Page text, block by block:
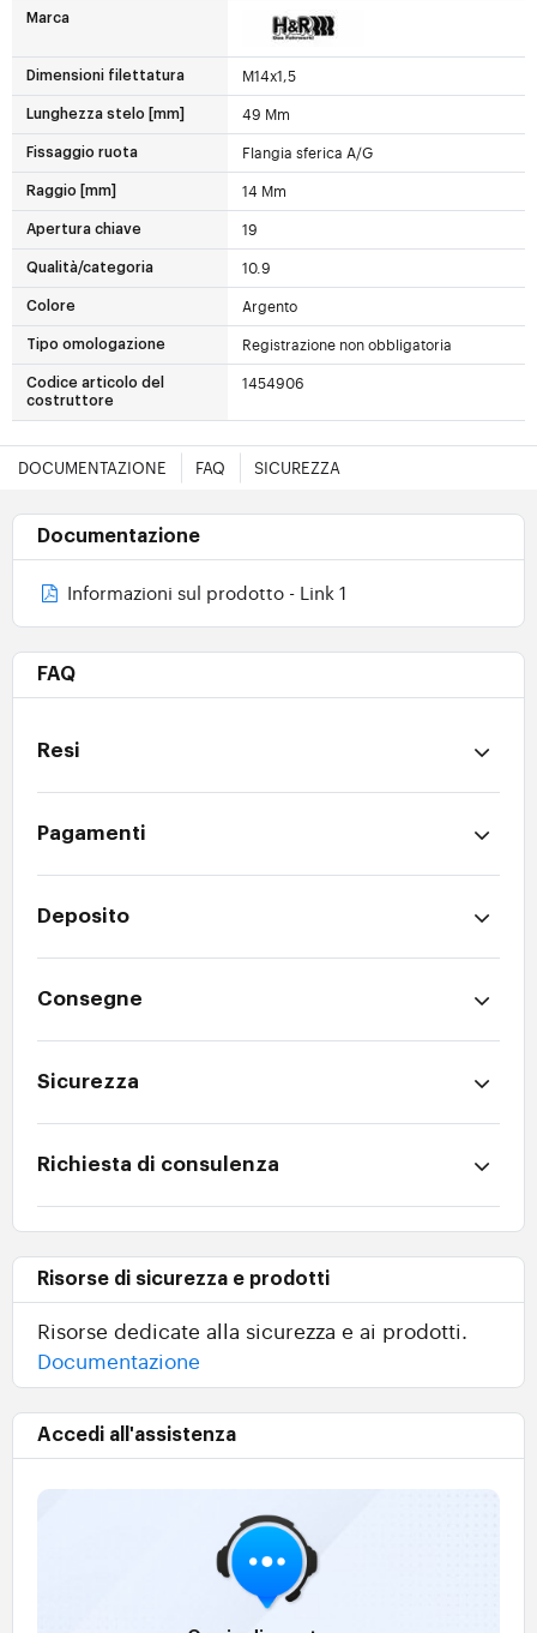
Marca
Dimensioni filettatura M14x1,5
Lunghezza stelo [mm] 49 Mm
Fissaggio ruota Flangia sferica A/G
Raggio [mm] 14 Mm
Apertura chiave 19
Qualità/categoria 10.9
Colore Argento
Tipo omologazione Registrazione non obbligatoria
Codice articolo del
costruttore
1454906
DOCUMENTAZIONE FAQ SICUREZZA
Documentazione
Informazioni sul prodotto - Link 1
FAQ
Resi
Pagamenti
Deposito
Consegne
Sicurezza
Richiesta di consulenza
Risorse di sicurezza e prodotti
Risorse dedicate alla sicurezza e ai prodotti.
Documentazione
Accedi all'assistenza